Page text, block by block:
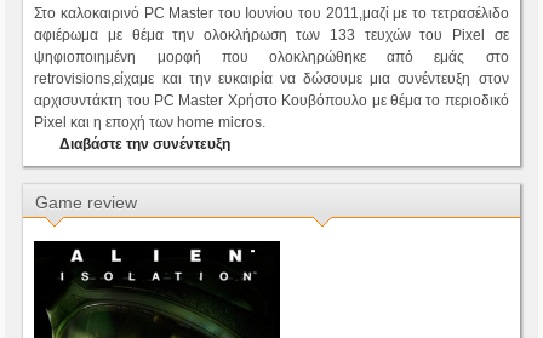
Στο καλοκαιρινό PC Master του Ιουνίου του 2011,μαζί με το τετρασέλιδο
αφιέρωμα με θέμα την ολοκλήρωση των 133 τευχών του Pixel σε
ψηφιοποιημένη μορφή που ολοκληρώθηκε από εμάς στο
retrovisions,είχαμε και την ευκαιρία να δώσουμε μια συνέντευξη στον
αρχισυντάκτη του PC Master Χρήστο Κουβόπουλο με θέμα το περιοδικό
Pixel και η εποχή των home micros.
Διαβάστε την συνέντευξη
Game review